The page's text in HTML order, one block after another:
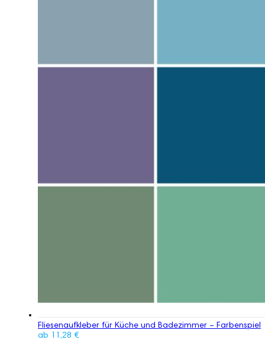
Fliesenaufkleber für Küche und Badezimmer – Farbenspiel
ab 11,28 €